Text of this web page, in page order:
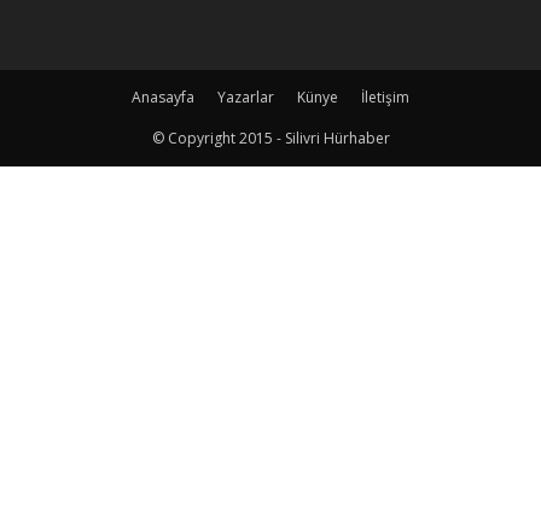
Anasayfa Yazarlar Künye
İletişim
© Copyright 2015 - Silivri Hürhaber